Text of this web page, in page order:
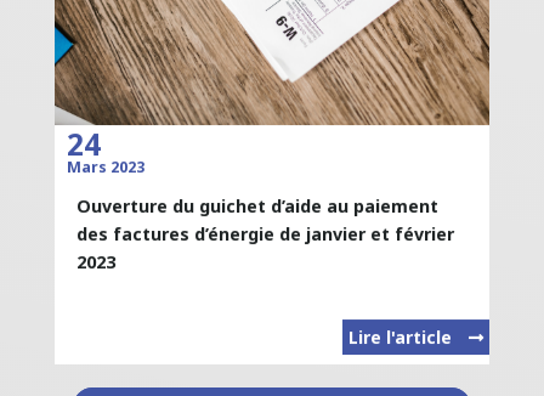
24
Mars 2023
Ouverture du guichet d’aide au paiement
des factures d’énergie de janvier et février
2023
Lire l'article